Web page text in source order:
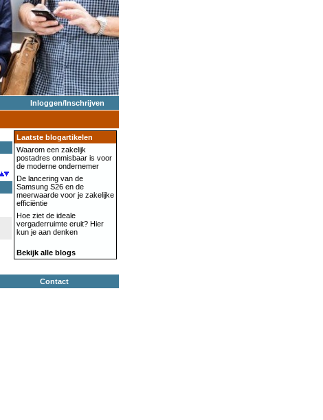
Inloggen/Inschrijven
Laatste blogartikelen
Waarom een zakelijk
postadres onmisbaar is voor
de moderne ondernemer
De lancering van de
Samsung S26 en de
meerwaarde voor je zakelijke
efficiëntie
Hoe ziet de ideale
vergaderruimte eruit? Hier
kun je aan denken
Bekijk alle blogs
Contact